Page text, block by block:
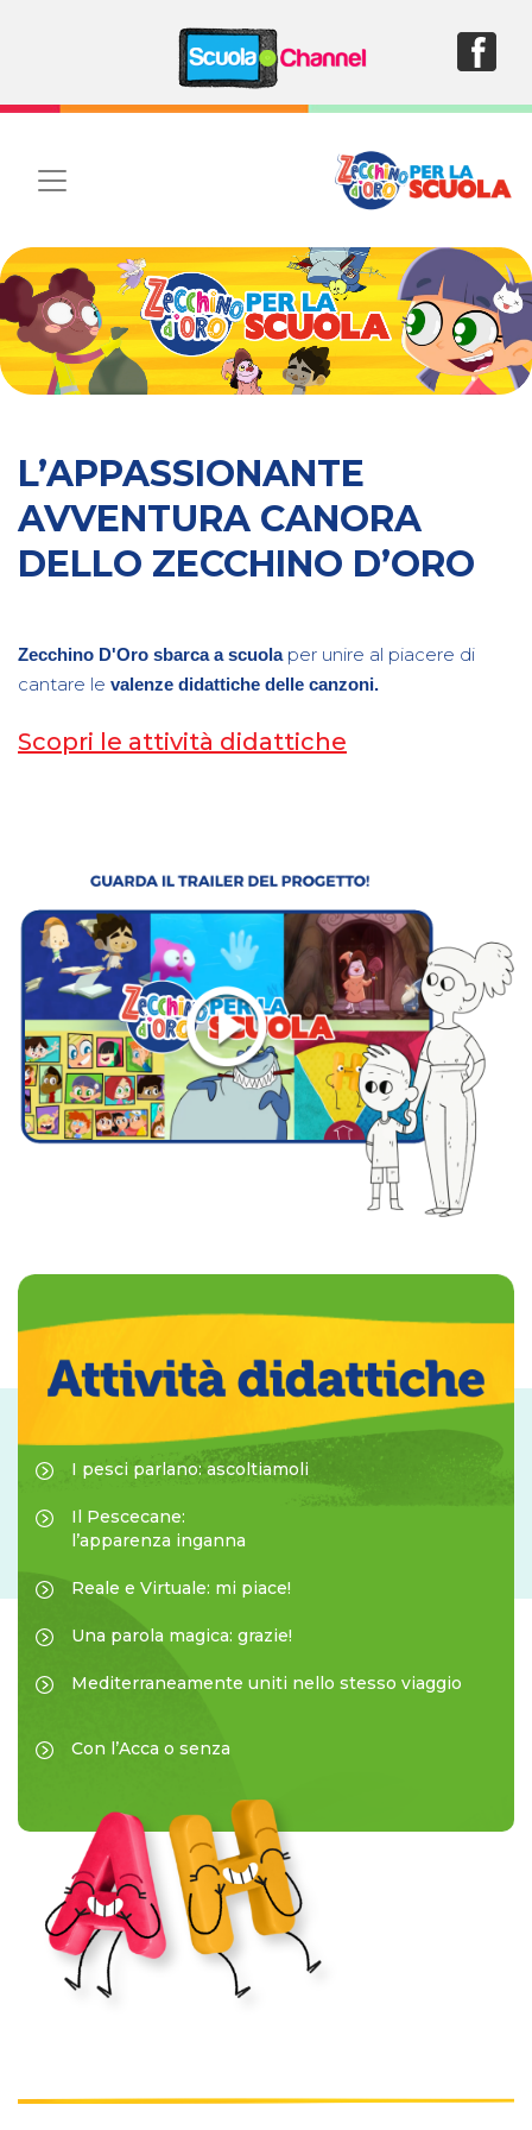
L’APPASSIONANTE
AVVENTURA CANORA
DELLO ZECCHINO D’ORO
Zecchino D'Oro sbarca a scuolaper unire al piacere di
cantare le valenze didattiche delle canzoni.
Scopri le attività didattiche
I pesci parlano: ascoltiamoli
Il Pescecane:
l’apparenza inganna
Reale e Virtuale: mi piace!
Una parola magica: grazie!
Mediterraneamente uniti nello stesso viaggio
Con l’Acca o senza